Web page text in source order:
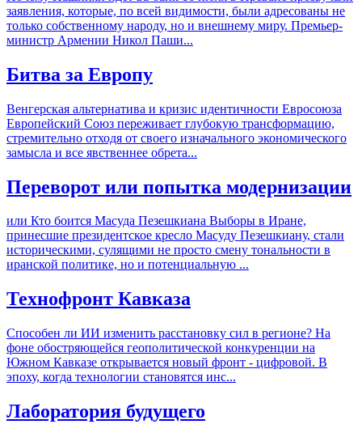
заявления, которые, по всей видимости, были адресованы не
только собственному народу, но и внешнему миру. Премьер-
министр Армении Никол Паши...
Битва за Европу
Венгерская альтернатива и кризис идентичности Евросоюза
Европейский Союз переживает глубокую трансформацию,
стремительно отходя от своего изначального экономического
замысла и все явственнее обрета...
Переворот или попытка модернизации
или Кто боится Масуда Пезешкиана Выборы в Иране,
принесшие президентское кресло Масуду Пезешкиану, стали
историческими, сулящими не просто смену тональности в
иранской политике, но и потенциальную ...
Технофронт Кавказа
Способен ли ИИ изменить расстановку сил в регионе? На
фоне обостряющейся геополитической конкуренции на
Южном Кавказе открывается новый фронт - цифровой. В
эпоху, когда технологии становятся инс...
Лаборатория будущего